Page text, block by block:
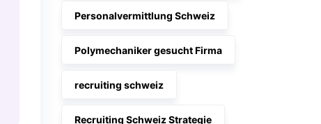
Personalvermittlung Schweiz
Polymechaniker gesucht Firma
recruiting schweiz
Recruiting Schweiz Strategie